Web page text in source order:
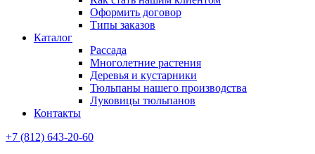
Оформить договор
Типы заказов
Каталог
Рассада
Многолетние растения
Деревья и кустарники
Тюльпаны нашего производства
Луковицы тюльпанов
Контакты
+7 (812) 643-20-60